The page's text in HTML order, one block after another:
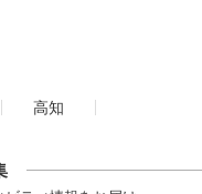
高知